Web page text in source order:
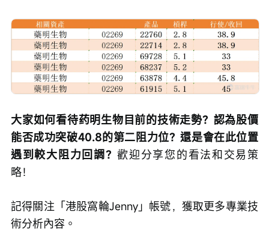
大家如何看待药明生物目前的技術走勢？認為股價
能否成功突破40.8的第二阻力位？還是會在此位置
遇到較大阻力回調？歡迎分享您的看法和交易策
略！
記得關注「港股窩輪Jenny」帳號，獲取更多專業技
術分析內容。